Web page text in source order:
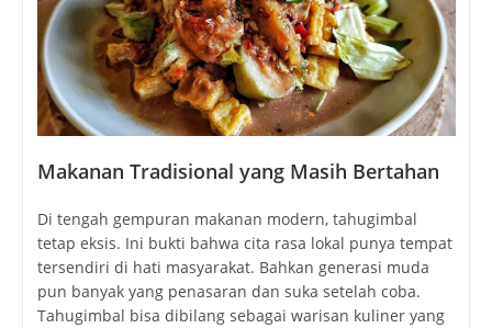
Makanan Tradisional yang Masih Bertahan
Di tengah gempuran makanan modern, tahugimbal
tetap eksis. Ini bukti bahwa cita rasa lokal punya tempat
tersendiri di hati masyarakat. Bahkan generasi muda
pun banyak yang penasaran dan suka setelah coba.
Tahugimbal bisa dibilang sebagai warisan kuliner yang